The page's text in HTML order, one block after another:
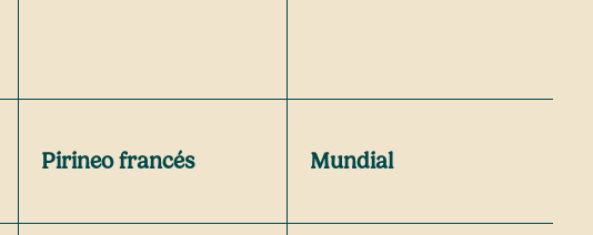
Pirineo francés Mundial